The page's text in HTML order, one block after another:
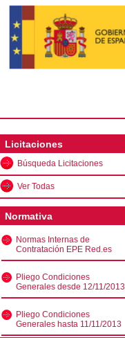
Licitaciones
Búsqueda Licitaciones
Ver Todas
Normativa
Normas Internas de
Contratación EPE Red.es
Pliego Condiciones
Generales desde 12/11/2013
Pliego Condiciones
Generales hasta 11/11/2013